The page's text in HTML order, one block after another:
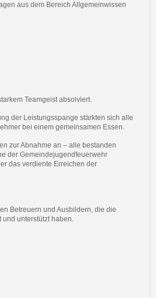
aus dem Bereich Allgemeinwissen
Teamgeist absolviert.
der Leistungsspange stärkten sich alle
bei einem gemeinsamen Essen.
zur Abnahme an – alle bestanden
der Gemeindejugendfeuerwehr
das verdiente Erreichen der
Betreuern und Ausbildern, die die
unterstützt haben.